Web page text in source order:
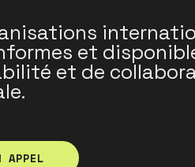
et
et de
APPEL